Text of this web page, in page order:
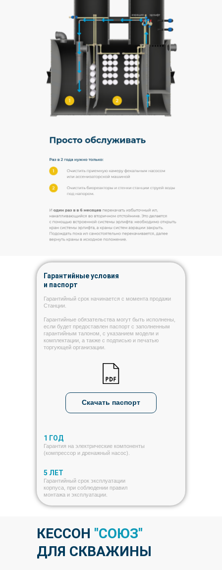
Гарантийные условия
и паспорт
Гарантийный срок начинается с момента продажи
Станции.
Гарантийные обязательства могут быть исполнены,
если будет предоставлен паспорт с заполненным
гарантийным талоном, с указанием модели и
комплектации, а также с подписью и печатью
торгующей организации.
Гарантия на электрические компоненты
(компрессор и дренажный насос).
1 ГОД
Гарантийный срок эксплуатации
корпуса, при соблюдении правил
монтажа и эксплуатации.
5 ЛЕТ
Скачать паспорт
КЕССОН "СОЮЗ"
ДЛЯ СКВАЖИНЫ